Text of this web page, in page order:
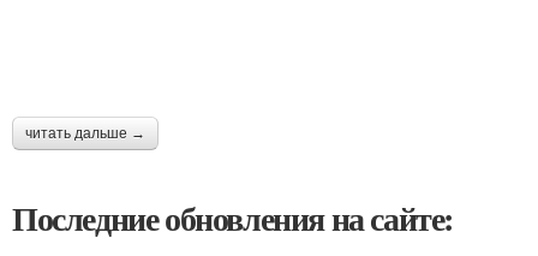
читать дальше →
Последние обновления на сайте: